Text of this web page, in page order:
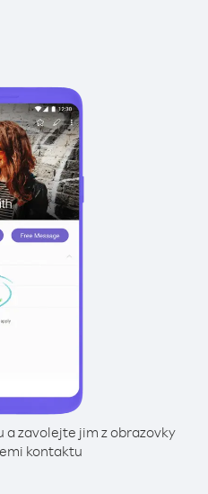
zavolejte jim z obrazovky
kontaktu